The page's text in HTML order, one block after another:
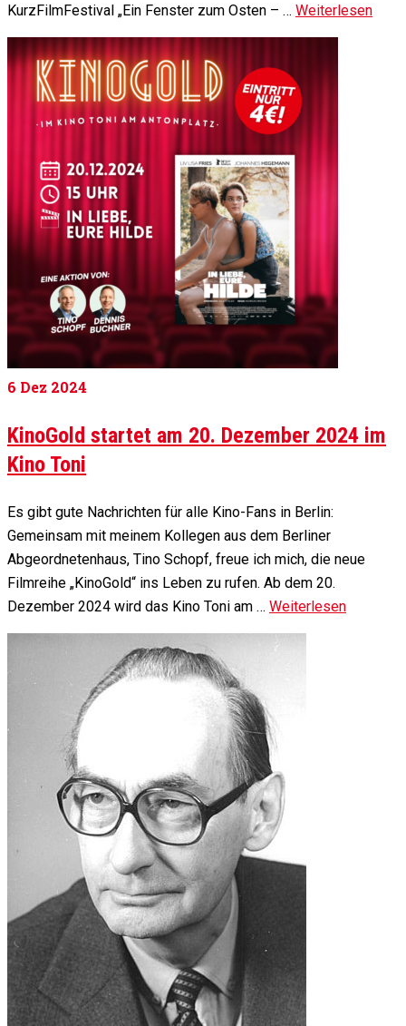
KurzFilmFestival „Ein Fenster zum Osten – … Weiterlesen
6 Dez 2024
KinoGold startet am 20. Dezember 2024 im
Kino Toni
Es gibt gute Nachrichten für alle Kino-Fans in Berlin:
Gemeinsam mit meinem Kollegen aus dem Berliner
Abgeordnetenhaus, Tino Schopf, freue ich mich, die neue
Filmreihe „KinoGold“ ins Leben zu rufen. Ab dem 20.
Dezember 2024 wird das Kino Toni am … Weiterlesen